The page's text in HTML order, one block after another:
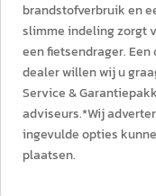
brandstofverbruik en
slimme indeling zorgt
een fietsendrager.
dealer willen wij u
Service &
adviseurs.*Wij
ingevulde opties
plaatsen.